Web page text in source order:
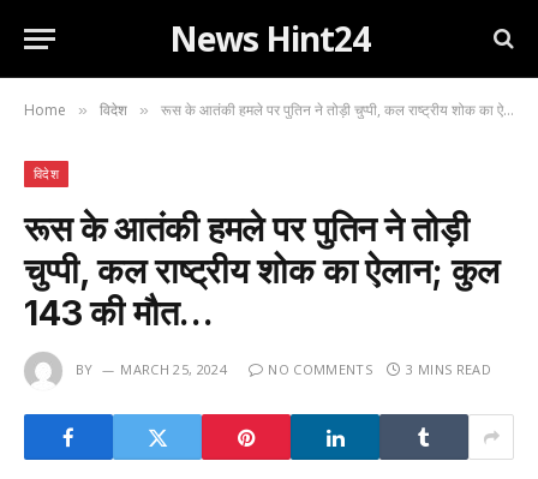
News Hint24
Home » विदेश » रूस के आतंकी हमले पर पुतिन ने तोड़ी चुप्पी, कल राष्ट्रीय शोक का ऐलान; कुल 143 की मौत…
विदेश
रूस के आतंकी हमले पर पुतिन ने तोड़ी
चुप्पी, कल राष्ट्रीय शोक का ऐलान; कुल
143 की मौत…
BY MARCH 25, 2024 NO COMMENTS 3 MINS READ